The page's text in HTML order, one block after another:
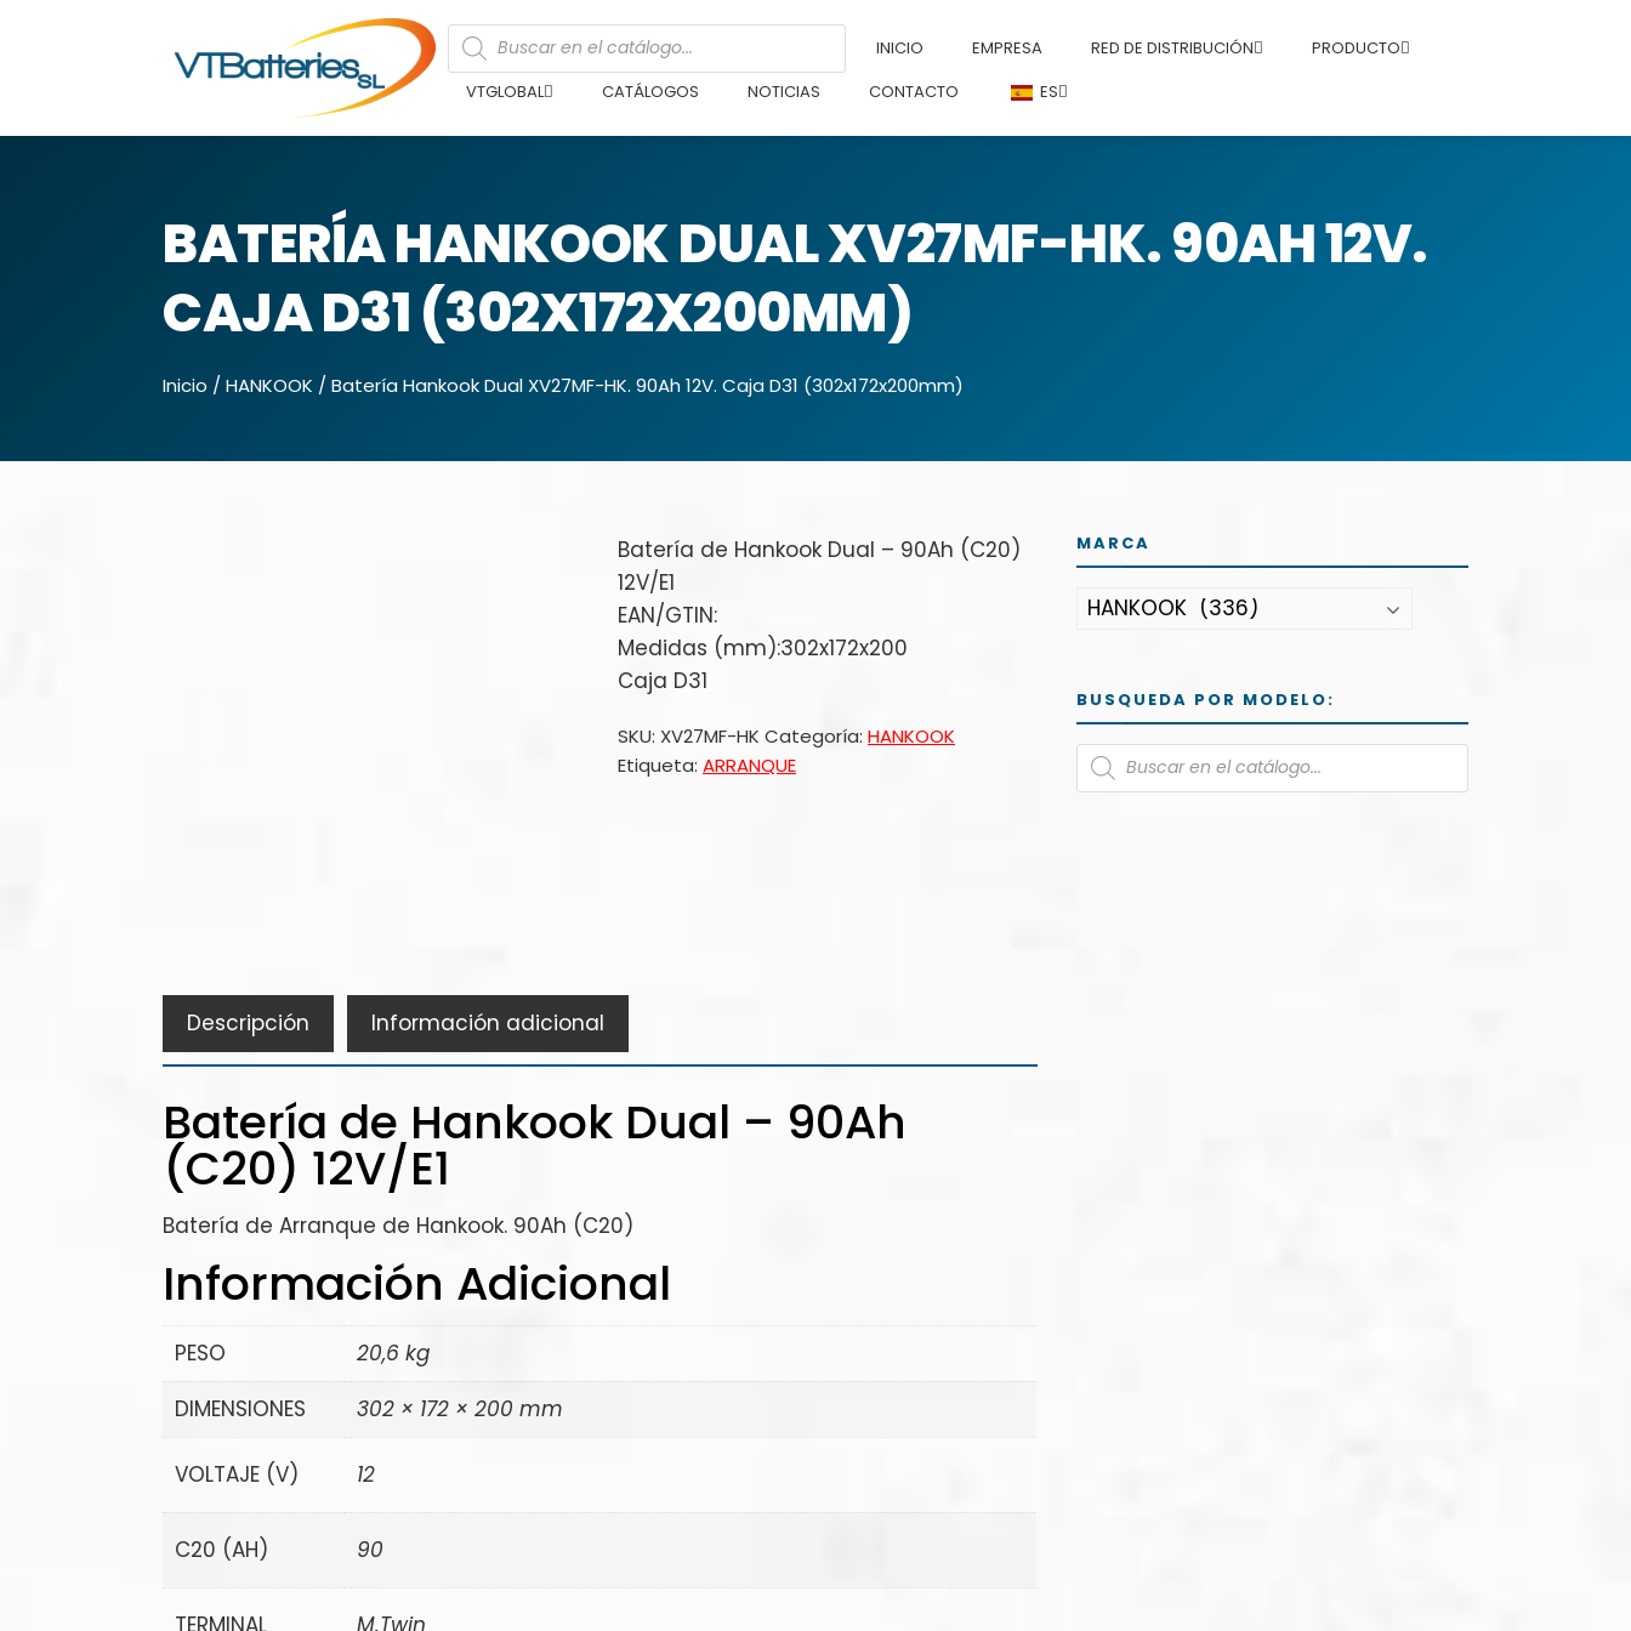
INICIO EMPRESA RED DE DISTRIBUCIÓN
PRODUCTO
VTGLOBAL
CATÁLOGOS NOTICIAS CONTACTO ES
BATERÍA HANKOOK DUAL XV27MF-HK. 90AH 12V.
CAJA D31 (302X172X200MM)
Inicio /HANKOOK / Batería Hankook Dual XV27MF-HK. 90Ah 12V. Caja D31 (302x172x200mm)
Batería de Hankook Dual – 90Ah (C20)
12V/E1
EAN/GTIN:
Medidas (mm):302x172x200
Caja D31
SKU: XV27MF-HK Categoría:HANKOOK
Etiqueta:ARRANQUE
Descripción Información adicional
Batería de Hankook Dual – 90Ah
(C20) 12V/E1
Batería de Arranque de Hankook. 90Ah (C20)
Información Adicional
PESO
20,6 kg
DIMENSIONES
302 × 172 × 200 mm
VOLTAJE (V) 12
C20 (AH) 90
TERMINAL M.Twin
MARCA
BUSQUEDA POR MODELO: